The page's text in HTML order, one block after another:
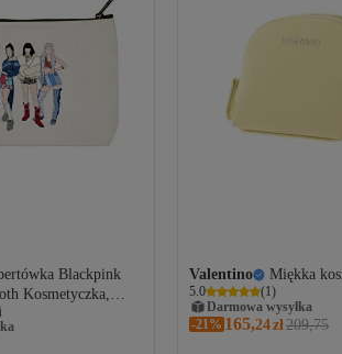
Blackpink
Kosmetyczka,
torebka
Valentino Miękka
5.0 (1)
Darmowa wysyłka
-21% 165,24zł209,75